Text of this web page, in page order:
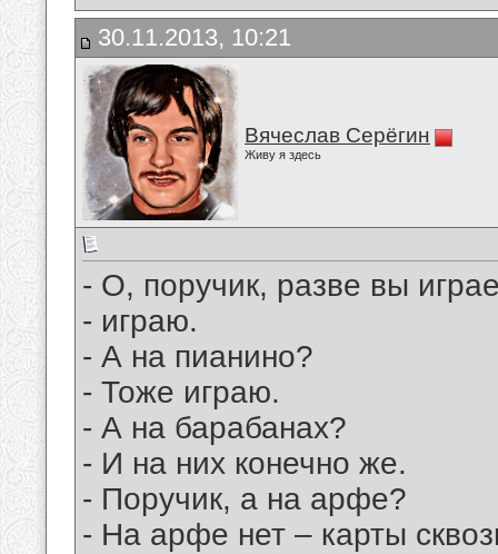
30.11.2013, 10:21
Вячеслав Серёгин
Живу я здесь
- О, поручик, разве вы
- играю.
- А на пианино?
- Тоже играю.
- А на барабанах?
- И на них конечно же.
- Поручик, а на арфе?
- На арфе нет – карты